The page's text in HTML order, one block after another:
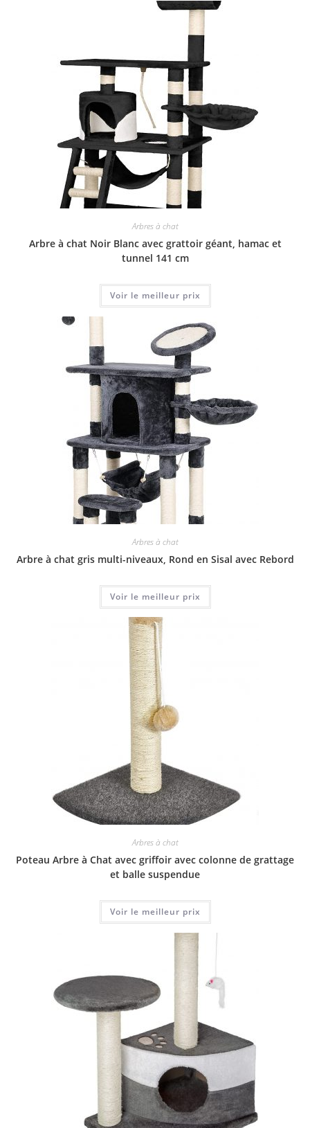
Arbres à chat
Arbre à chat Noir Blanc avec grattoir géant, hamac et
tunnel 141 cm
Voir le meilleur prix
Arbres à chat
Arbre à chat gris multi-niveaux, Rond en Sisal avec Rebord
Voir le meilleur prix
Arbres à chat
Poteau Arbre à Chat avec griffoir avec colonne de grattage
et balle suspendue
Voir le meilleur prix